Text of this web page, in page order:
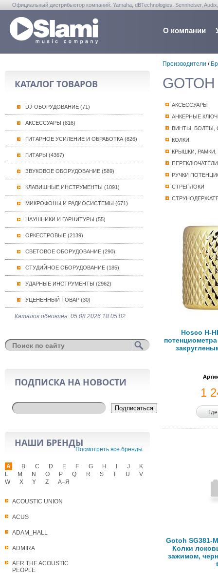
Официальный дистрибьютор компаний: Yamaha, dBTechnologies, Sennheiser,
О компании
КАТАЛОГ ТОВАРОВ
DJ-ОБОРУДОВАНИЕ (71)
АКСЕССУАРЫ (816)
ГИТАРНОЕ УСИЛЕНИЕ И ОБРАБОТКА (826)
ГИТАРЫ (4367)
ЗВУКОВОЕ ОБОРУДОВАНИЕ (589)
КЛАВИШНЫЕ ИНСТРУМЕНТЫ (1091)
МИКРОФОНЫ И РАДИОСИСТЕМЫ (671)
НАУШНИКИ И ГАРНИТУРЫ (55)
ОРКЕСТРОВЫЕ (2139)
СВЕТОВОЕ ОБОРУДОВАНИЕ (290)
СТУДИЙНОЕ ОБОРУДОВАНИЕ (185)
УДАРНЫЕ ИНСТРУМЕНТЫ (2962)
УЦЕНЕННЫЙ ТОВАР (30)
Каталог обновлён: 05.08.2026 18:05:02
ПОДПИСКА НА НОВОСТИ
Подписаться
НАШИ БРЕНДЫ
Посмотреть все бренды
A
ACOUSTIC UNION
ACUS
ADAM_HALL
ADMIRA
AER THE ACOUSTIC
PEOPLE
B C D E F G H J
K
L
M N O P Q R S T U
V
W
X Y Z А–Я
Производители /
АКСЕССУАРЫ
АНКЕРНЫЕ
ВИНТЫ, БОЛТЫ,
КОЛКИ
КРЫШКИ, РАМКИ,
РУЧКИ
СТРЕПЛОКИ
Hosco H-
1
Gotoh SG381-
Колки
зажимом,